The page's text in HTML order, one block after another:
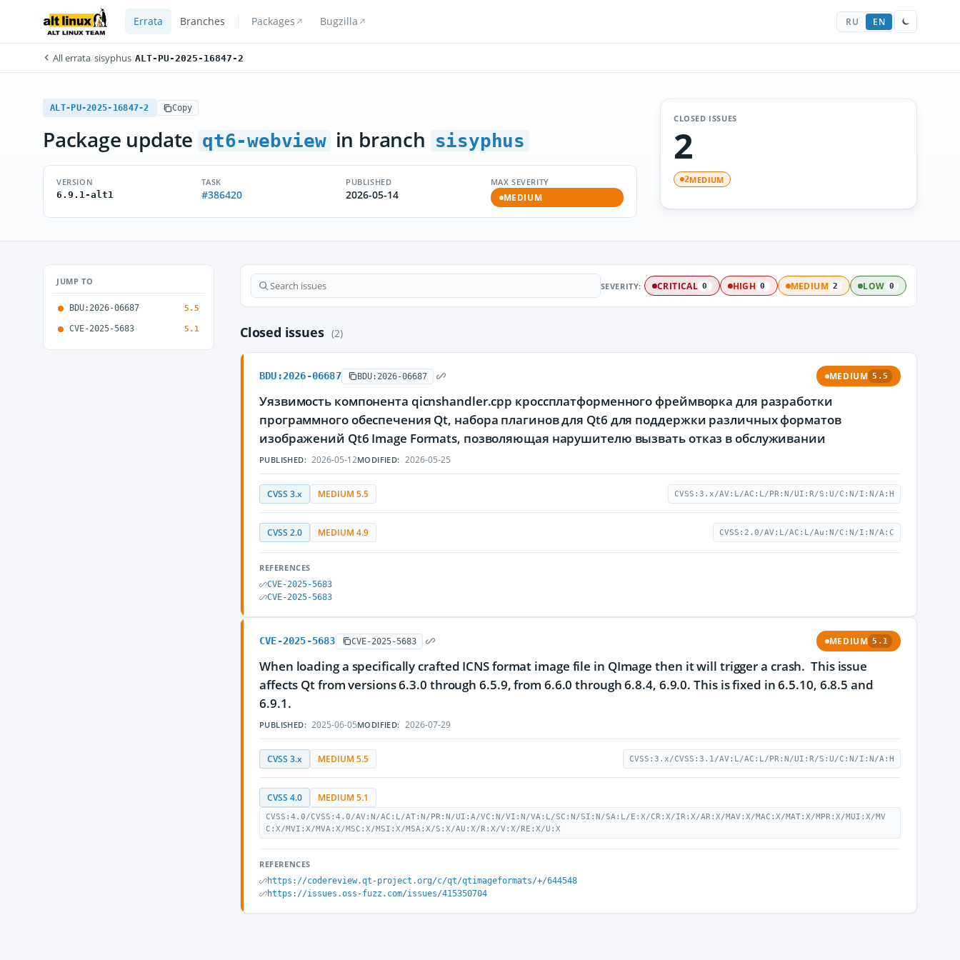
Errata Branches Packages Bugzilla RU EN
All errata/sisyphus/ALT-PU-2025-16847-2
ALT-PU-2025-16847-2 Copy
Package update qt6-webview in branch sisyphus
VERSION
6.9.1-alt1
TASK
#386420
PUBLISHED
2026-05-14
MAX SEVERITY
MEDIUM
CLOSED ISSUES
2
2MEDIUM
JUMP TO
BDU:2026-06687 5.5
CVE-2025-5683 5.1
SEVERITY: CRITICAL 0 HIGH 0 MEDIUM 2 LOW 0
Closed issues (2)
BDU:2026-06687 BDU:2026-06687 MEDIUM 5.5
Уязвимость компонента qicnshandler.cpp кроссплатформенного фреймворка для разработки
программного обеспечения Qt, набора плагинов для Qt6 для поддержки различных форматов
изображений Qt6 Image Formats, позволяющая нарушителю вызвать отказ в обслуживании
PUBLISHED: 2026-05-12MODIFIED: 2026-05-25
CVSS 3.x MEDIUM 5.5 CVSS:3.x/AV:L/AC:L/PR:N/UI:R/S:U/C:N/I:N/A:H
CVSS 2.0 MEDIUM 4.9 CVSS:2.0/AV:L/AC:L/Au:N/C:N/I:N/A:C
REFERENCES
CVE-2025-5683
CVE-2025-5683
CVE-2025-5683 CVE-2025-5683 MEDIUM 5.1
When loading a specifically crafted ICNS format image file in QImage then it will trigger a crash. This issue
affects Qt from versions 6.3.0 through 6.5.9, from 6.6.0 through 6.8.4, 6.9.0. This is fixed in 6.5.10, 6.8.5 and
6.9.1.
PUBLISHED: 2025-06-05MODIFIED: 2026-07-29
CVSS 3.x MEDIUM 5.5 CVSS:3.x/CVSS:3.1/AV:L/AC:L/PR:N/UI:R/S:U/C:N/I:N/A:H
CVSS 4.0 MEDIUM 5.1
CVSS:4.0/CVSS:4.0/AV:N/AC:L/AT:N/PR:N/UI:A/VC:N/VI:N/VA:L/SC:N/SI:N/SA:L/E:X/CR:X/IR:X/AR:X/MAV:X/MAC:X/MAT:X/MPR:X/MUI:X/MV
C:X/MVI:X/MVA:X/MSC:X/MSI:X/MSA:X/S:X/AU:X/R:X/V:X/RE:X/U:X
REFERENCES
https://codereview.qt-project.org/c/qt/qtimageformats/+/644548
https://issues.oss-fuzz.com/issues/415350704